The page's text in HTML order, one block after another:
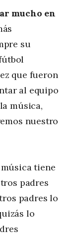
mucho en
su
que fueron
al equipo
música,
nuestro
tiene
padres
padres lo
lo